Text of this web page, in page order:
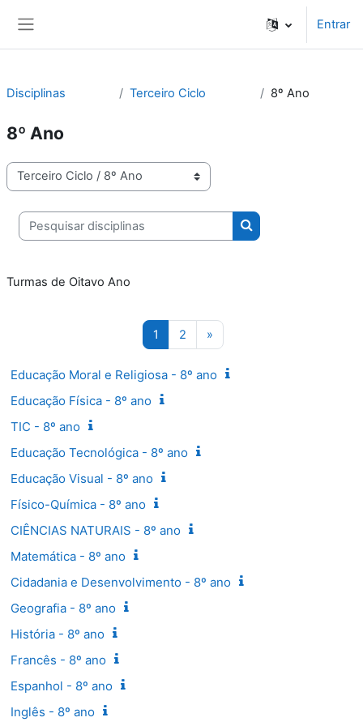
Entrar
Disciplinas Terceiro Ciclo 8º Ano
8º Ano
Categorias de disciplinas
Pesquisar disciplinas
Pesquisar disciplinas
Turmas de Oitavo Ano
1 (atual)
2 »Página seguinte
Educação Moral e Religiosa - 8º ano
Educação Física - 8º ano
TIC - 8º ano
Educação Tecnológica - 8º ano
Educação Visual - 8º ano
Físico-Química - 8º ano
CIÊNCIAS NATURAIS - 8º ano
Matemática - 8º ano
Cidadania e Desenvolvimento - 8º ano
Geografia - 8º ano
História - 8º ano
Francês - 8º ano
Espanhol - 8º ano
Inglês - 8º ano